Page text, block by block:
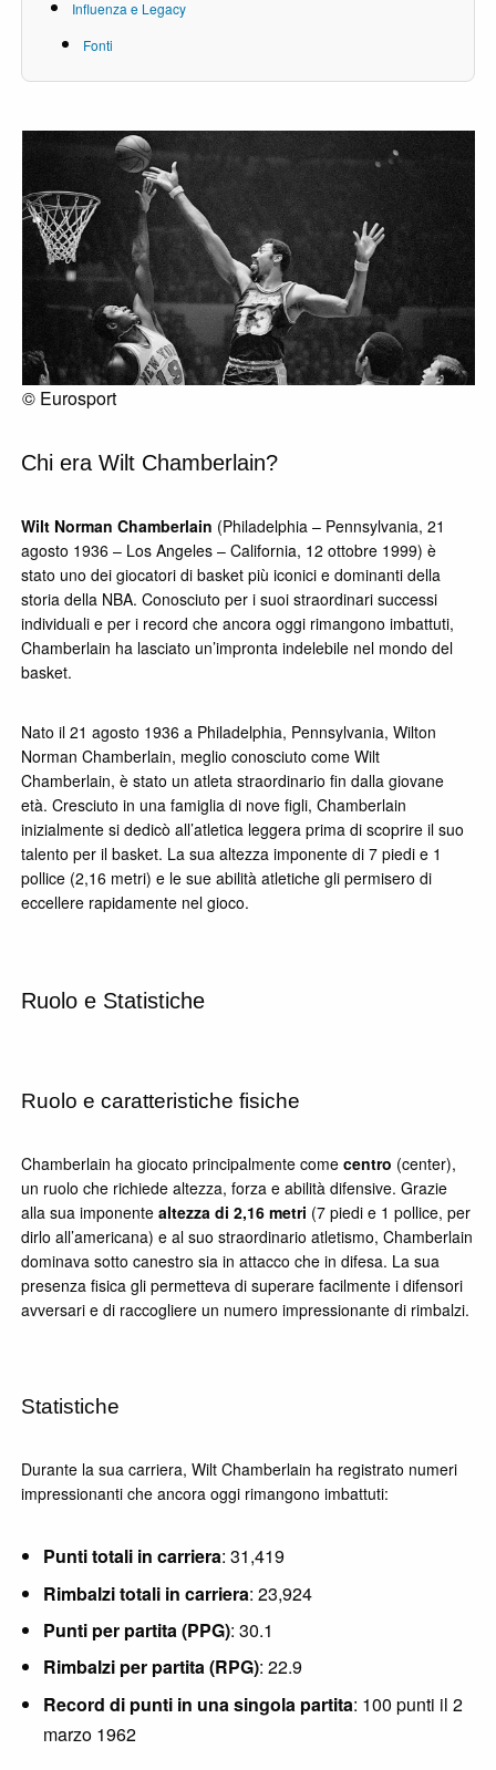
Influenza e Legacy
Fonti
© Eurosport
Chi era Wilt Chamberlain?
Wilt Norman Chamberlain (Philadelphia – Pennsylvania, 21
agosto 1936 – Los Angeles – California, 12 ottobre 1999) è
stato uno dei giocatori di basket più iconici e dominanti della
storia della NBA. Conosciuto per i suoi straordinari successi
individuali e per i record che ancora oggi rimangono imbattuti,
Chamberlain ha lasciato un’impronta indelebile nel mondo del
basket.
Nato il 21 agosto 1936 a Philadelphia, Pennsylvania, Wilton
Norman Chamberlain, meglio conosciuto come Wilt
Chamberlain, è stato un atleta straordinario fin dalla giovane
età. Cresciuto in una famiglia di nove figli, Chamberlain
inizialmente si dedicò all’atletica leggera prima di scoprire il suo
talento per il basket. La sua altezza imponente di 7 piedi e 1
pollice (2,16 metri) e le sue abilità atletiche gli permisero di
eccellere rapidamente nel gioco.
Ruolo e Statistiche
Ruolo e caratteristiche fisiche
Chamberlain ha giocato principalmente comecentro (center),
un ruolo che richiede altezza, forza e abilità difensive. Grazie
alla sua imponentealtezza di 2,16 metri (7 piedi e 1 pollice, per
dirlo all’americana) e al suo straordinario atletismo, Chamberlain
dominava sotto canestro sia in attacco che in difesa. La sua
presenza fisica gli permetteva di superare facilmente i difensori
avversari e di raccogliere un numero impressionante di rimbalzi.
Statistiche
Durante la sua carriera, Wilt Chamberlain ha registrato numeri
impressionanti che ancora oggi rimangono imbattuti:
Punti totali in carriera: 31,419
Rimbalzi totali in carriera: 23,924
Punti per partita (PPG): 30.1
Rimbalzi per partita (RPG): 22.9
Record di punti in una singola partita: 100 punti il 2
marzo 1962